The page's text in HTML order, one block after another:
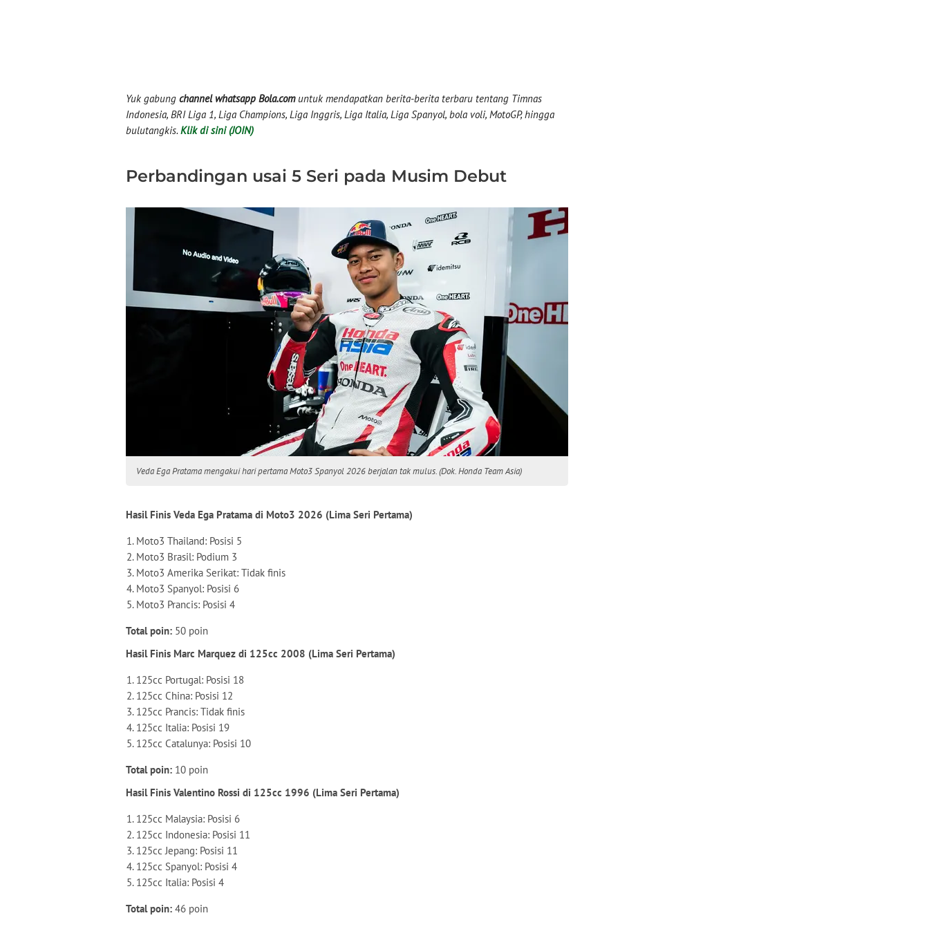
Yuk gabung channel whatsapp Bola.comuntuk mendapatkan berita-berita terbaru tentang Timnas
Indonesia, BRI Liga 1, Liga Champions, Liga Inggris, Liga Italia, Liga Spanyol, bola voli, MotoGP, hingga
bulutangkis. Klik di sini (JOIN)
Perbandingan usai 5 Seri pada Musim Debut
Veda Ega Pratama mengakui hari pertama Moto3 Spanyol 2026 berjalan tak mulus. (Dok. Honda Team Asia)
Hasil Finis Veda Ega Pratama di Moto3 2026 (Lima Seri Pertama)
Moto3 Thailand: Posisi 5
Moto3 Brasil: Podium 3
Moto3 Amerika Serikat: Tidak finis
Moto3 Spanyol: Posisi 6
Moto3 Prancis: Posisi 4
Total poin: 50 poin
Hasil Finis Marc Marquez di 125cc 2008 (Lima Seri Pertama)
125cc Portugal: Posisi 18
125cc China: Posisi 12
125cc Prancis: Tidak finis
125cc Italia: Posisi 19
125cc Catalunya: Posisi 10
Total poin: 10 poin
Hasil Finis Valentino Rossi di 125cc 1996 (Lima Seri Pertama)
125cc Malaysia: Posisi 6
125cc Indonesia: Posisi 11
125cc Jepang: Posisi 11
125cc Spanyol: Posisi 4
125cc Italia: Posisi 4
Total poin: 46 poin